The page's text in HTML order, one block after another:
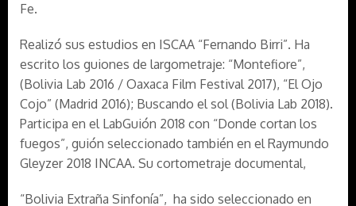
Fe.
Realizó sus estudios en ISCAA “Fernando Birri”. Ha
escrito los guiones de largometraje: “Montefiore”,
(Bolivia Lab 2016 / Oaxaca Film Festival 2017), “El Ojo
Cojo” (Madrid 2016); Buscando el sol (Bolivia Lab 2018).
Participa en el LabGuión 2018 con “Donde cortan los
fuegos”, guión seleccionado también en el Raymundo
Gleyzer 2018 INCAA. Su cortometraje documental,
“Bolivia Extraña Sinfonía”, ha sido seleccionado en